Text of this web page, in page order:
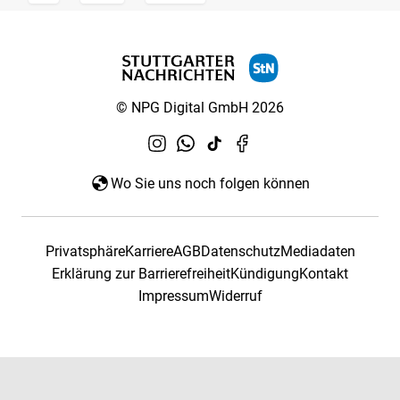
© NPG Digital GmbH 2026
Wo Sie uns noch folgen können
PrivatsphäreKarriereAGBDatenschutzMediadaten
Erklärung zur BarrierefreiheitKündigungKontakt
ImpressumWiderruf